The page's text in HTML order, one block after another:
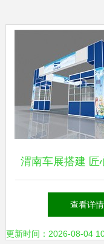
渭南车展搭建 匠
品牌魅力
查看详情
更新时间：2026-08-04